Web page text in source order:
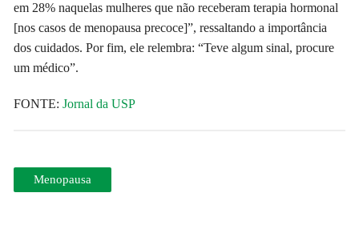
em 28% naquelas mulheres que não receberam terapia hormonal
[nos casos de menopausa precoce]”, ressaltando a importância
dos cuidados. Por fim, ele relembra: “Teve algum sinal, procure
um médico”.
FONTE:Jornal da USP
Menopausa